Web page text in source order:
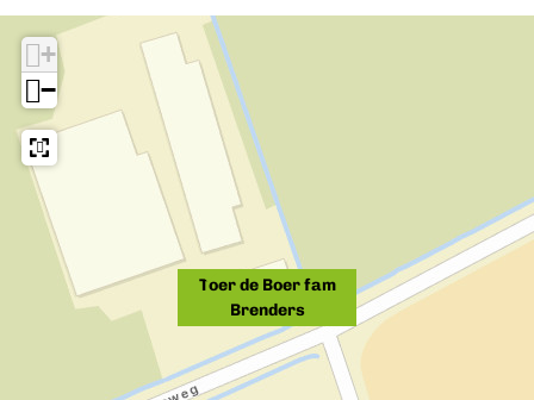
Toer de Boer fam
Brenders
+
−